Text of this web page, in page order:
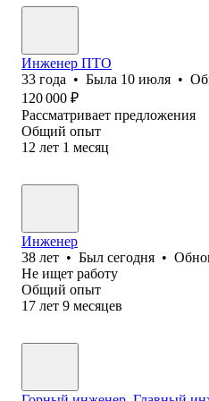
Инженер ПТО
33 года • Была 10 июля •
120 000 ₽
Рассматривает предложения
Общий опыт
12 лет 1 месяц
Инженер
38 лет • Был сегодня •
Не ищет работу
Общий опыт
17 лет 9 месяцев